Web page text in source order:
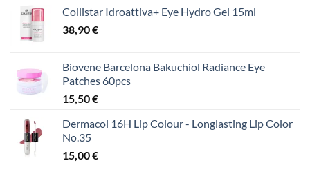
Collistar Idroattiva+ Eye Hydro Gel 15ml
38,90€
Biovene Barcelona Bakuchiol Radiance Eye
Patches 60pcs
15,50€
Dermacol 16H Lip Colour - Longlasting Lip Color
No.35
15,00€